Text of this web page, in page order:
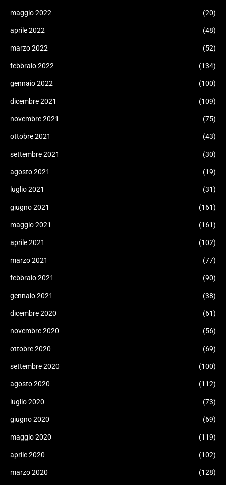
maggio 2022 (20)
aprile 2022 (48)
marzo 2022 (52)
febbraio 2022 (134)
gennaio 2022 (100)
dicembre 2021 (109)
novembre 2021 (75)
ottobre 2021 (43)
settembre 2021 (30)
agosto 2021 (19)
luglio 2021 (31)
giugno 2021 (161)
maggio 2021 (161)
aprile 2021 (102)
marzo 2021 (77)
febbraio 2021 (90)
gennaio 2021 (38)
dicembre 2020 (61)
novembre 2020 (56)
ottobre 2020 (69)
settembre 2020 (100)
agosto 2020 (112)
luglio 2020 (73)
giugno 2020 (69)
maggio 2020 (119)
aprile 2020 (102)
marzo 2020 (128)